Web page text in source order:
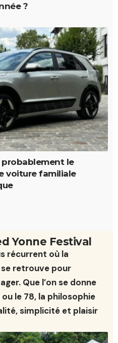
?
probablement le
voiture familiale
Yonne Festival
récurrent où la
retrouve pour
Que l’on se donne
le 78, la philosophie
simplicité et plaisir